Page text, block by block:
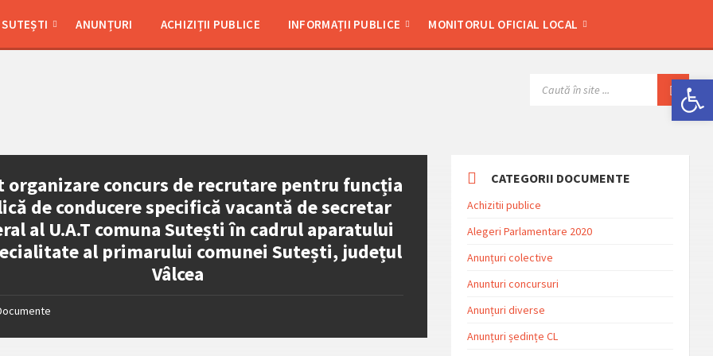
ANUNȚURI ACHIZIȚII PUBLICE INFORMAȚII PUBLICE MONITORUL OFICIAL LOCAL
organizare concurs de recrutare pentru funcția
de conducere specifică vacantă de secretar
al U.A.T comuna Sutești în cadrul aparatului
al primarului comunei Sutești, județul
Vâlcea
CATEGORII DOCUMENTE
Achizitii publice
Alegeri Parlamentare 2020
Anunțuri colective
Anunturi concursuri
Anunțuri diverse
Anunțuri ședințe CL
Deschide bara de unelte